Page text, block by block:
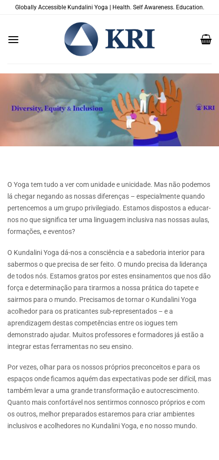
Globally Accessible Kundalini Yoga | Health. Self Awareness. Education.
O Yoga tem tudo a ver com unidade e unicidade. Mas não podemos
lá chegar negando as nossas diferenças – especialmente quando
pertencemos a um grupo privilegiado. Estamos dispostos a educar-
nos no que significa ter uma linguagem inclusiva nas nossas aulas,
formações, e eventos?
O Kundalini Yoga dá-nos a consciência e a sabedoria interior para
sabermos o que precisa de ser feito. O mundo precisa da liderança
de todos nós. Estamos gratos por estes ensinamentos que nos dão
força e determinação para tirarmos a nossa prática do tapete e
sairmos para o mundo. Precisamos de tornar o Kundalini Yoga
acolhedor para os praticantes sub-representados – e a
aprendizagem destas competências entre os iogues tem
demonstrado ajudar. Muitos professores e formadores já estão a
integrar estas ferramentas no seu ensino.
Por vezes, olhar para os nossos próprios preconceitos e para os
espaços onde ficamos aquém das expectativas pode ser difícil, mas
também levar a uma grande transformação e autocrescimento.
Quanto mais confortável nos sentirmos connosco próprios e com
os outros, melhor preparados estaremos para criar ambientes
inclusivos e acolhedores no Kundalini Yoga, e no nosso mundo.